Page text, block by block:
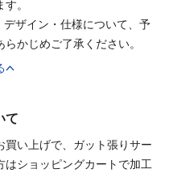
。
ザイン・仕様について、予
かじめご了承ください。
て
い上げで、 ガット張りサー
はショッピングカートで加工